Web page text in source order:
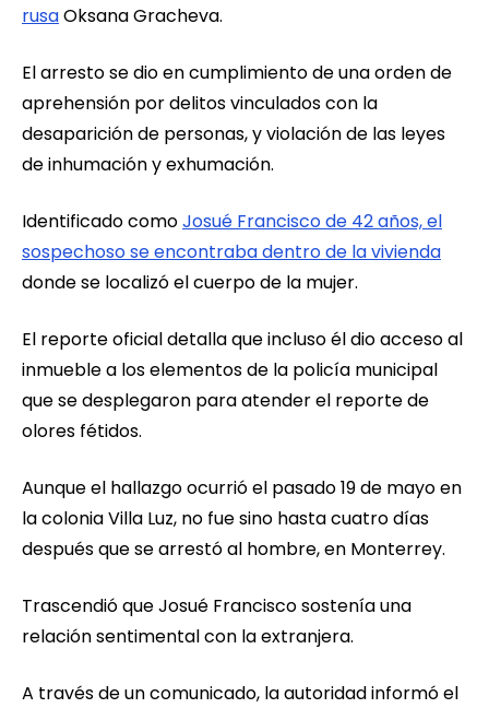
rusaOksana Gracheva.
El arresto se dio en cumplimiento de una orden de
aprehensión por delitos vinculados con la
desaparición de personas, y violación de las leyes
de inhumación y exhumación.
Identificado comoJosué Francisco de 42 años, el
sospechoso se encontraba dentro de la vivienda
donde se localizó el cuerpo de la mujer.
El reporte oficial detalla que incluso él dio acceso al
inmueble a los elementos de la policía municipal
que se desplegaron para atender el reporte de
olores fétidos.
Aunque el hallazgo ocurrió el pasado 19 de mayo en
la colonia Villa Luz, no fue sino hasta cuatro días
después que se arrestó al hombre, en Monterrey.
Trascendió que Josué Francisco sostenía una
relación sentimental con la extranjera.
A través de un comunicado, la autoridad informó el